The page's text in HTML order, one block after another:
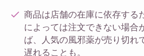
商品は店舗の在庫に依存する
によっては注文できない場合
ば、人気の風邪薬が売り切れ
遅れることも。